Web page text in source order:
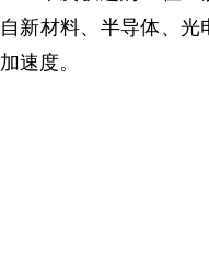
自新材料、半导体、
加速度。